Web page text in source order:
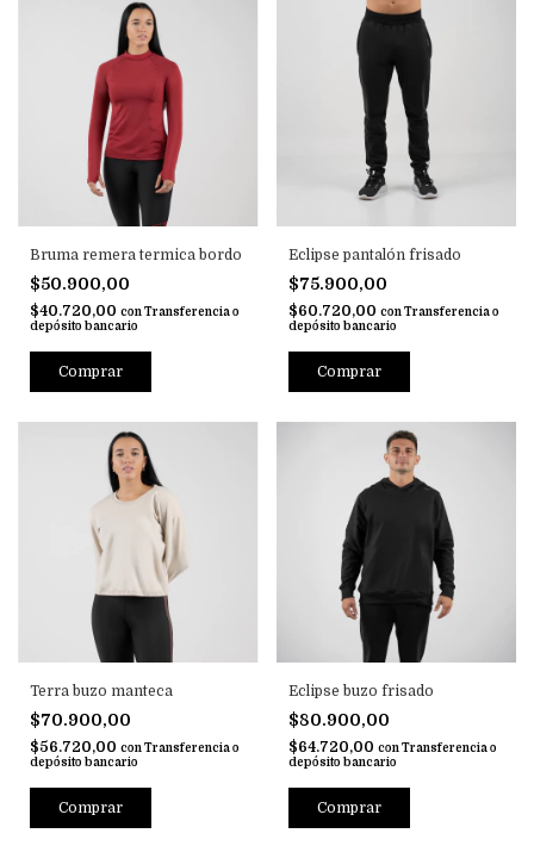
Bruma remera termica bordo
$50.900,00
$40.720,00 conTransferencia o
depósito bancario
Comprar
Eclipse pantalón frisado
$75.900,00
$60.720,00 con Transferencia o
depósito bancario
Comprar
Terra buzo manteca
$70.900,00
$56.720,00 con Transferencia o
depósito bancario
Comprar
Eclipse buzo frisado
$80.900,00
$64.720,00 con Transferencia o
depósito bancario
Comprar